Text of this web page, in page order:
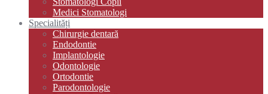
Medici Stomatologi
Specialități
Chirurgie dentară
Endodontie
Implantologie
Odontologie
Ortodontie
Parodontologie